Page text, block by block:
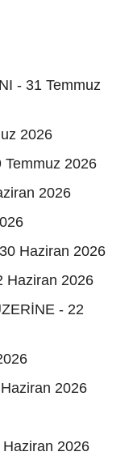
- 31 Temmuz
2026
Temmuz 2026
2026
Haziran 2026
Haziran 2026
- 22
2026
Haziran 2026